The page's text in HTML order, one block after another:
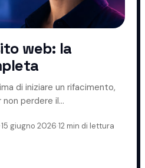
web: la
di iniziare un rifacimento,
non perdere il
·15 giugno 2026·12 min di lettura